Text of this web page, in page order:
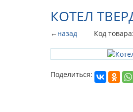
КОТЕЛ
←назад Код товара:
Поделиться: